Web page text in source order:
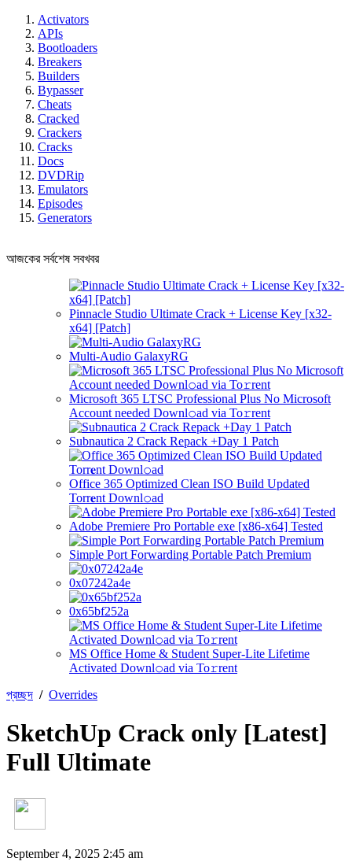
Activators
APIs
Bootloaders
Breakers
Builders
Bypasser
Cheats
Cracked
Crackers
Cracks
Docs
DVDRip
Emulators
Episodes
Generators
আজকের সর্বশেষ সবখবর
Pinnacle Studio Ultimate Crack + License Key [x32-
x64] [Patch]
Multi-Audio GalaxyRG
Microsoft 365 LTSC Professional Plus No Microsoft
Account needed Downl𝚘ad via To𝚛rent
Subnautica 2 Crack Repack +Day 1 Patch
Office 365 Optimized Clean ISO Build Updated
Torr𝐞nt Downl𝚘аd
Adobe Premiere Pro Portable exe [x86-x64] Tested
Simple Port Forwarding Portable Patch Premium
0x07242a4e
0x65bf252a
MS Office Home & Student Super-Lite Lifetime
Activated Downl𝚘ad via To𝚛rent
প্রচ্ছদ / Overrides
SketchUp Crack only [Latest]
Full Ultimate
September 4, 2025 2:45 am